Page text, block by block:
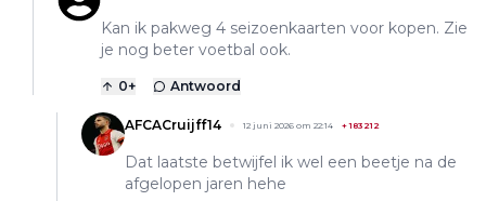
Kan ik pakweg 4 seizoenkaarten voor kopen. Zie
je nog beter voetbal ook.
0+ Antwoord
AFCACruijff14 12 juni 2026 om 22:14 +183212
Dat laatste betwijfel ik wel een beetje na de
afgelopen jaren hehe